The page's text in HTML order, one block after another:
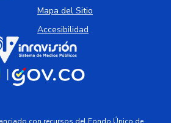
Mapa del Sitio
Accesibilidad
con recursos del Fondo Único de